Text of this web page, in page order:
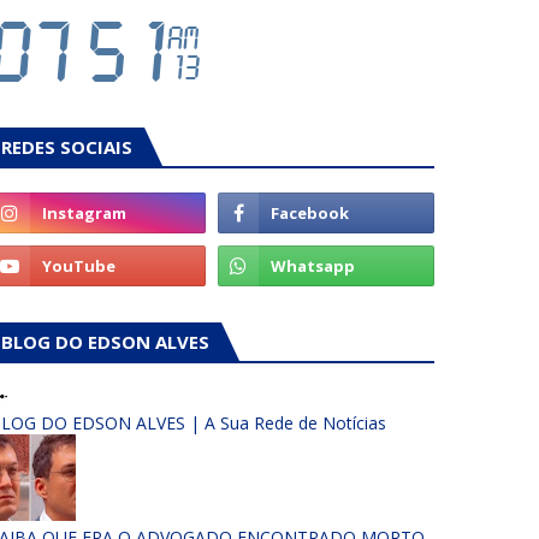
REDES SOCIAIS
BLOG DO EDSON ALVES
DO EDSON ALVES | A Sua Rede de Notícias